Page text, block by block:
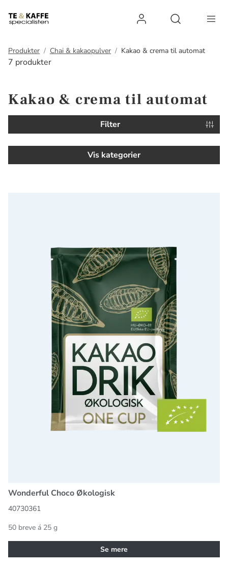
Log ind
Produkter Chai & kakaopulver Kakao & crema til automat
7 produkter
Kakao & crema til automat
Filter
Vis kategorier
Wonderful Choco Økologisk
40730361
50 breve á 25 g
Se mere